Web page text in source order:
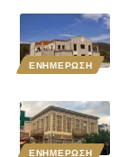
ΕΝΗΜΕΡΩΣΗ
ΕΝΗΜΕΡΩΣΗ